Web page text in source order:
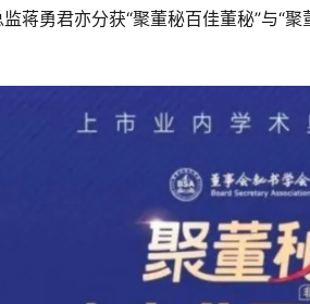
蒋勇君亦分获“聚董秘百佳董秘”与“聚